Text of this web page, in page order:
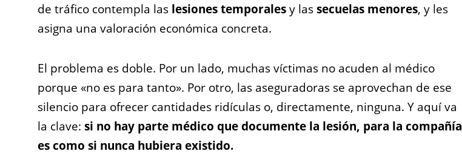
de tráfico contempla las lesiones temporalesy lassecuelas menores, y les
asigna una valoración económica concreta.
El problema es doble. Por un lado, muchas víctimas no acuden al médico
porque «no es para tanto». Por otro, las aseguradoras se aprovechan de ese
silencio para ofrecer cantidades ridículas o, directamente, ninguna. Y aquí va
la clave:si no hay parte médico que documente la lesión, para la compañía
es como si nunca hubiera existido.